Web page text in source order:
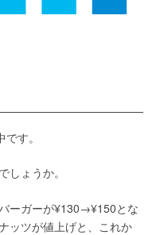
す。
しょうか。
ーガーが¥130→¥150とな
ッツが値上げと、これか